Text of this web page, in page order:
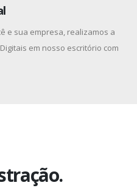
e sua empresa, realizamos a
em nosso escritório com